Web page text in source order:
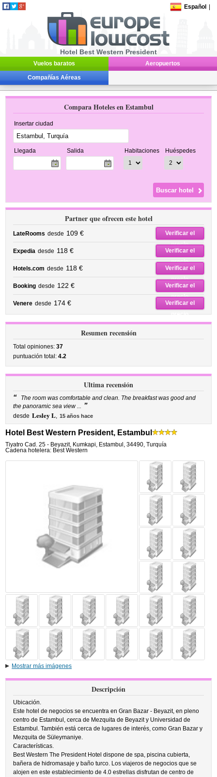
Español
Hotel Best Western President
Vuelos baratos Aeropuertos
Compañías Aéreas
Compara Hoteles en Estambul
Insertar ciudad
Llegada Salida Habitaciones Huéspedes
Partner que ofrecen este hotel
LateRooms desde 109 €
Verificar el
precio
Expedia desde 118 €
Verificar el
precio
Hotels.com desde 118 €
Verificar el
precio
Booking desde 122 €
Verificar el
precio
Venere desde 174 €
Verificar el
precio
Resumen recensión
Total opiniones:37
puntuación total:4.2
Ultima recensión
“
The room was comfortable and clean. The breakfast was good and
the panoramic sea view ... ”
desde Lesley L, 15 años hace
Hotel Best Western President, Estambul
Tiyatro Cad. 25 - Beyazit, Kumkapi, Estambul ,34490, Turquía
Cadena hotelera: Best Western
Mostrar más imágenes
Descripción
Ubicación.
Este hotel de negocios se encuentra en Gran Bazar - Beyazit, en pleno
centro de Estambul, cerca de Mezquita de Beyazit y Universidad de
Estambul. También está cerca de lugares de interés, como Gran Bazar y
Mezquita de Süleymaniye.
Características.
Best Western The President Hotel dispone de spa, piscina cubierta,
bañera de hidromasaje y baño turco. Los viajeros de negocios que se
alojen en este establecimiento de 4.0 estrellas disfrutan de centro de